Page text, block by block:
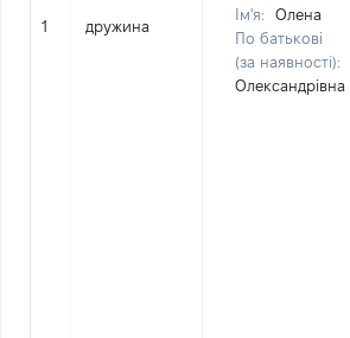
1 дружина
Ім'я:
Олена
По батькові
(за наявності):
Олександрівна